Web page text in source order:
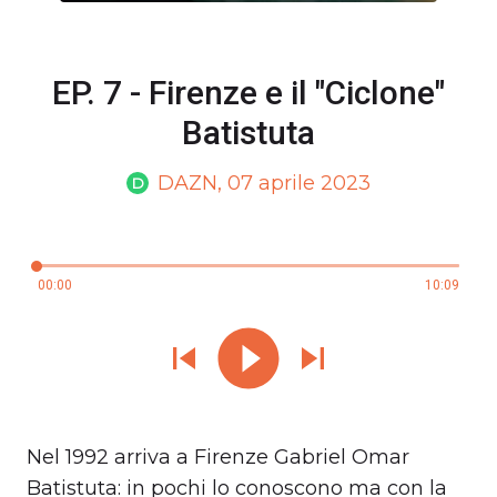
EP. 7 - Firenze e il "Ciclone"
Batistuta
D DAZN, 07 aprile 2023
00:00 10:09
Nel 1992 arriva a Firenze Gabriel Omar
Batistuta: in pochi lo conoscono ma con la